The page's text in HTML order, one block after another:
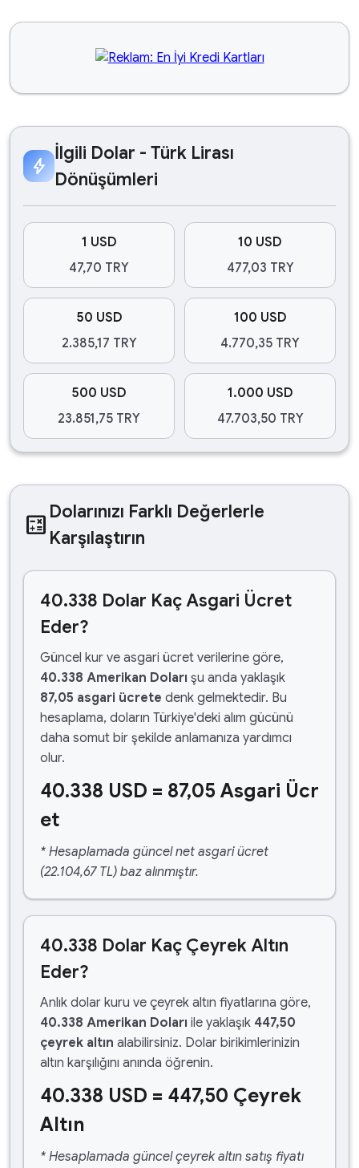
bolt
İlgili Dolar - Türk Lirası
Dönüşümleri
1 USD
47,70 TRY
10 USD
477,03 TRY
50 USD
2.385,17 TRY
100 USD
4.770,35 TRY
500 USD
23.851,75 TRY
1.000 USD
47.703,50 TRY
calculate Dolarınızı Farklı Değerlerle
Karşılaştırın
40.338 Dolar Kaç Asgari Ücret
Eder?
Güncel kur ve asgari ücret verilerine göre,
40.338 Amerikan Doları şu anda yaklaşık
87,05 asgari ücrete denk gelmektedir. Bu
hesaplama, doların Türkiye'deki alım gücünü
daha somut bir şekilde anlamanıza yardımcı
olur.
40.338 USD = 87,05 Asgari Ücr
et
* Hesaplamada güncel net asgari ücret
(22.104,67 TL) baz alınmıştır.
40.338 Dolar Kaç Çeyrek Altın
Eder?
Anlık dolar kuru ve çeyrek altın fiyatlarına göre,
40.338 Amerikan Doları ile yaklaşık 447,50
çeyrek altın alabilirsiniz. Dolar birikimlerinizin
altın karşılığını anında öğrenin.
40.338 USD = 447,50 Çeyrek
Altın
* Hesaplamada güncel çeyrek altın satış fiyatı